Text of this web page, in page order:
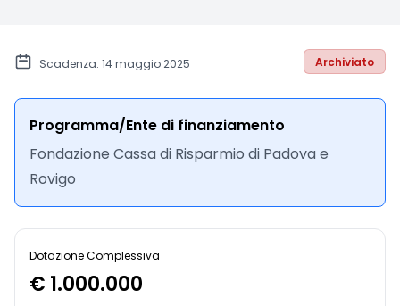
Scadenza: 14 maggio 2025 Archiviato
Programma/Ente di finanziamento
Fondazione Cassa di Risparmio di Padova e
Rovigo
Dotazione Complessiva
€ 1.000.000